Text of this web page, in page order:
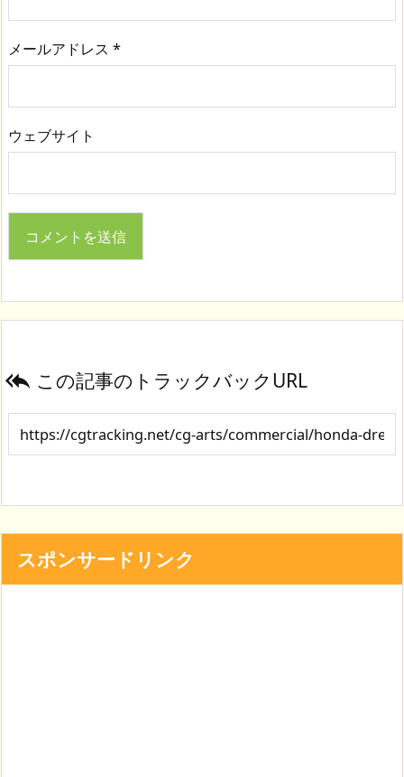
メールアドレス *
ウェブサイト
 この記事のトラックバックURL
スポンサードリンク